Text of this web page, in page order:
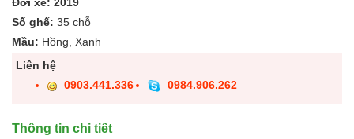
Đời xe: 2019
Số ghế: 35 chỗ
Mầu: Hồng, Xanh
Liên hệ
0903.441.336
0984.906.262
Thông tin chi tiết